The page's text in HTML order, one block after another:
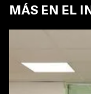
MÁS EN EL